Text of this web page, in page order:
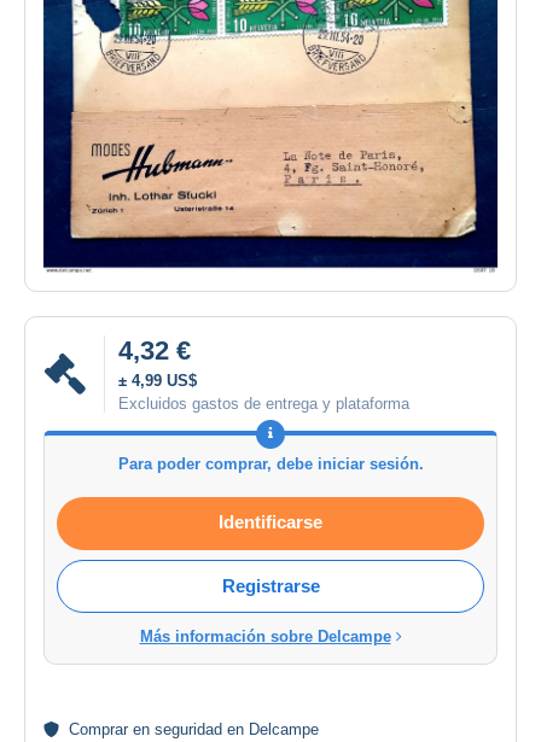
4,32 €
± 4,99 US$
Excluidos gastos de entrega y plataforma
Para poder comprar, debe iniciar sesión.
Identificarse
Registrarse
Más información sobre Delcampe
Comprar en seguridad en Delcampe